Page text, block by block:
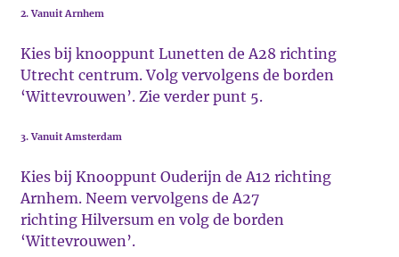
2. Vanuit Arnhem
Kies bij knooppunt Lunetten de A28 richting
Utrecht centrum. Volg vervolgens de borden
‘Wittevrouwen’. Zie verder punt 5.
3. Vanuit Amsterdam
Kies bij Knooppunt Ouderijn de A12 richting
Arnhem. Neem vervolgens de A27
richting Hilversum en volg de borden
‘Wittevrouwen’.